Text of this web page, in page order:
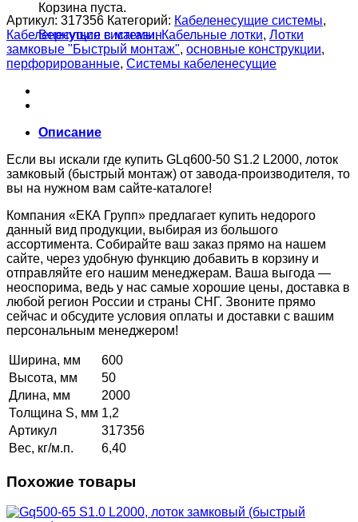
Корзина пуста.
Вернуться в магазин
Артикул: 317356 Категорий: Кабеленесущие системы,
Кабеленесущие системы,Кабельные лотки, Лотки
замковые "Быстрый монтаж", основные конструкции,
перфорированные, Системы кабеленесущие
Описание
Если вы искали где купить GLq600-50 S1.2 L2000, лоток
замковый (быстрый монтаж) от завода-производителя, то
вы на нужном вам сайте-каталоге!
Компания «ЕКА Групп» предлагает купить недорого
данный вид продукции, выбирая из большого
ассортимента. Собирайте ваш заказ прямо на нашем
сайте, через удобную функцию добавить в корзину и
отправляйте его нашим менеджерам. Ваша выгода —
неоспорима, ведь у нас самые хорошие цены, доставка в
любой регион России и страны СНГ. Звоните прямо
сейчас и обсудите условия оплаты и доставки с вашим
персональным менеджером!
Ширина, мм
600
Высота, мм
50
Длина, мм
2000
Толщина S, мм 1,2
Артикул
317356
Вес, кг/м.п.
6,40
Похожие товары